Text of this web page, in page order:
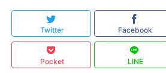
Twitter Facebook
Pocket LINE